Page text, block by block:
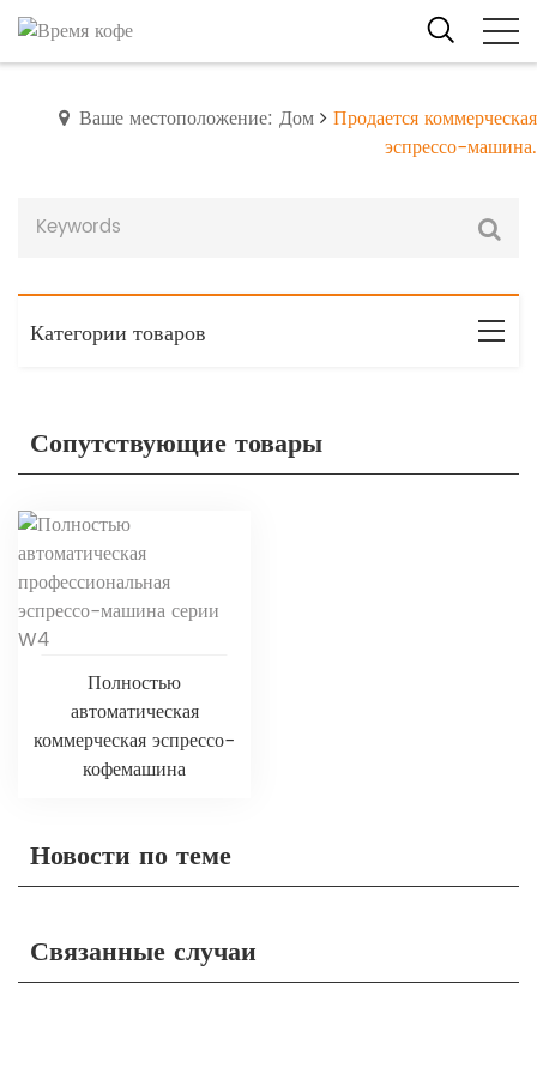
Ваше местоположение: Дом
Продается коммерческая
эспрессо-машина.
Категории товаров
Сопутствующие товары
Полностью
автоматическая
коммерческая эспрессо-
кофемашина
Новости по теме
Связанные случаи